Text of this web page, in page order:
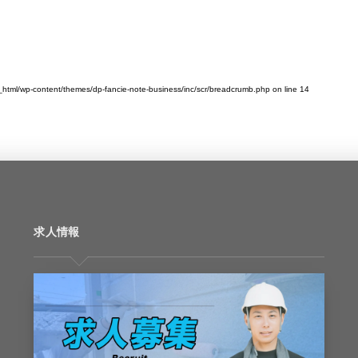
wp-content/themes/dp-fancie-note-business/inc/scr/breadcrumb.php on line 14
求人情報